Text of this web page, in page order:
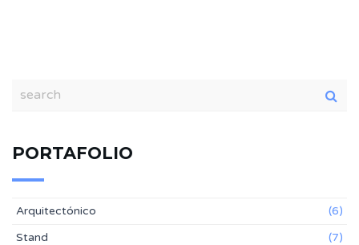
PORTAFOLIO
Arquitectónico
(6)
Stand
(7)